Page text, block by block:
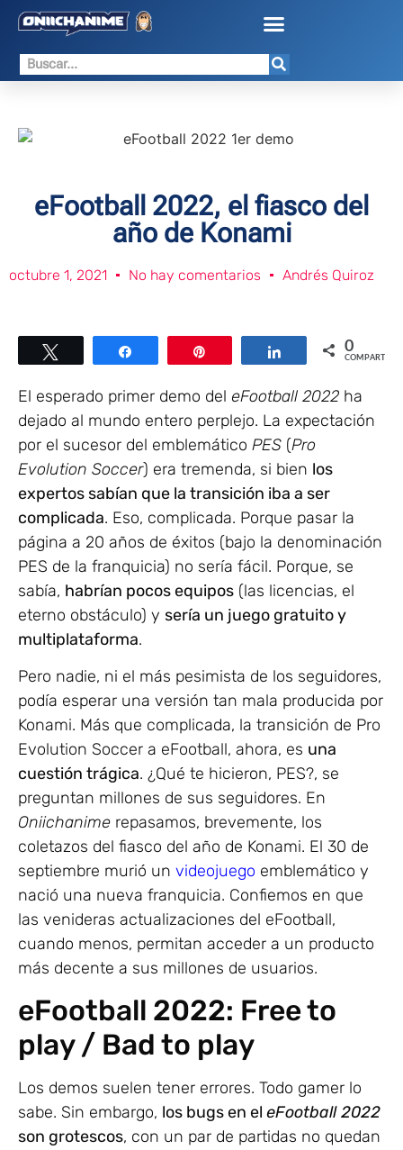
eFootball 2022, el fiasco del
año de Konami
octubre 1, 2021 No hay comentarios Andrés Quiroz
Compartir Compartir0
COMPARTIR
El esperado primer demo del eFootball 2022 ha
dejado al mundo entero perplejo. La expectación
por el sucesor del emblemático PES (Pro
Evolution Soccer) era tremenda, si bien los
expertos sabían que la transición iba a ser
complicada. Eso, complicada. Porque pasar la
página a 20 años de éxitos (bajo la denominación
PES de la franquicia) no sería fácil. Porque, se
sabía, habrían pocos equipos (las licencias, el
eterno obstáculo) y sería un juego gratuito y
multiplataforma.
Pero nadie, ni el más pesimista de los seguidores,
podía esperar una versión tan mala producida por
Konami. Más que complicada, la transición de Pro
Evolution Soccer a eFootball, ahora, es una
cuestión trágica. ¿Qué te hicieron, PES?, se
preguntan millones de sus seguidores. En
Oniichanime repasamos, brevemente, los
coletazos del fiasco del año de Konami. El 30 de
septiembre murió un videojuego emblemático y
nació una nueva franquicia. Confiemos en que
las venideras actualizaciones del eFootball,
cuando menos, permitan acceder a un producto
más decente a sus millones de usuarios.
eFootball 2022: Free to
play / Bad to play
Los demos suelen tener errores. Todo gamer lo
sabe. Sin embargo, los bugs en el eFootball 2022
son grotescos, con un par de partidas no quedan